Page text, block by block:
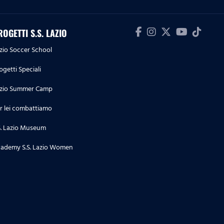
10.05.26
Serie A Women Athora | Lazio
Women-Ternana, le parole post
S.S. LAZIO
Soccer School
Speciali
Summer Camp
lei combattiamo
Lazio Museum
S.S. Lazio Women